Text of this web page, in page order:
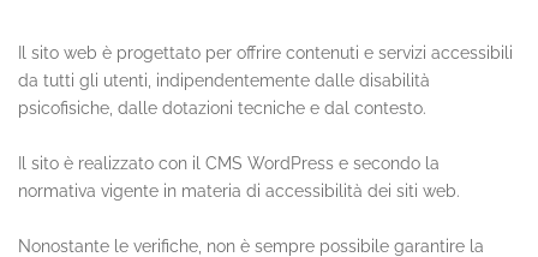
Il sito web è progettato per offrire contenuti e servizi accessibili
da tutti gli utenti, indipendentemente dalle disabilità
psicofisiche, dalle dotazioni tecniche e dal contesto.
Il sito è realizzato con il CMS WordPress e secondo la
normativa vigente in materia di accessibilità dei siti web.
Nonostante le verifiche, non è sempre possibile garantire la